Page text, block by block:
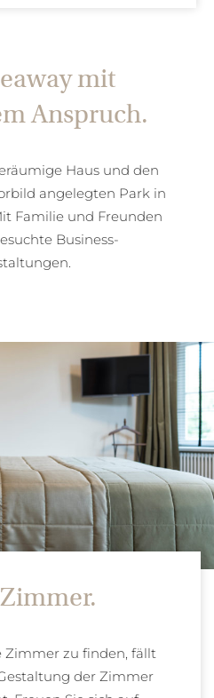
mit
Anspruch.
Haus und den
angelegten Park in
Familie und Freunden
Business-
Zimmer zu finden, fällt
der Zimmer